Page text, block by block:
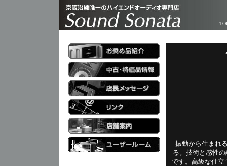
振動から生まれ
る。技術と感性
です。高級な仕立